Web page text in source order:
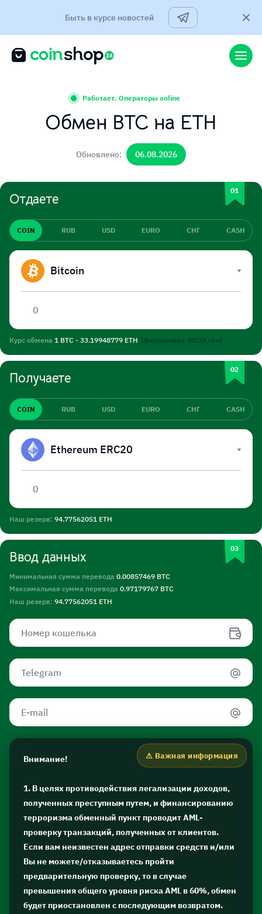
Быть в курсе новостей
Работает. Операторы online
Обмен BTC на ETH
Обновлено: 06.08.2026
Отдаете
COIN RUB USD EURO СНГ CASH
Bitcoin
Курс обмена 1 BTC - 33.19948779 ETH (фиксирован 00:33сек)
Получаете
COIN RUB USD EURO СНГ CASH
Ethereum ERC20
Наш резерв: 94.77562051 ETH
Ввод данных
Минимальная сумма перевода 0.00857469 BTC
Максимальная сумма перевода 0.97179767 BTC
Наш резерв: 94.77562051 ETH
Внимание!
1. В целях противодействия легализации доходов,
полученных преступным путем, и финансированию
терроризма обменный пункт проводит AML-
проверку транзакций, полученных от клиентов.
Если вам неизвестен адрес отправки средств и/или
Вы не можете/отказываетесь пройти
предварительную проверку, то в случае
превышения общего уровня риска AML в 60%, обмен
будет приостановлен с последующим возвратом.